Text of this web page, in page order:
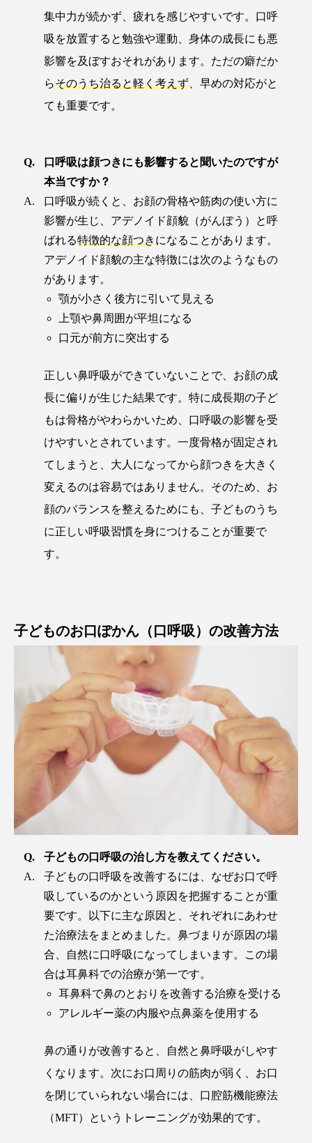
集中力が続かず、疲れを感じやすいです。口呼
吸を放置すると勉強や運動、身体の成長にも悪
影響を及ぼすおそれがあります。ただの癖だか
らそのうち治ると軽く考えず 、早めの対応がと
ても重要です。
口呼吸は顔つきにも影響すると聞いたのですが
本当ですか？
口呼吸が続くと、お顔の骨格や筋肉の使い方に
影響が生じ、アデノイド顔貌（がんぼう）と呼
ばれる特徴的な顔つき になることがあります。
アデノイド顔貌の主な特徴には次のようなもの
があります。
顎が小さく後方に引いて見える
上顎や鼻周囲が平坦になる
口元が前方に突出する
正しい鼻呼吸ができていないことで、お顔の成
長に偏りが生じた結果です。特に成長期の子ど
もは骨格がやわらかいため、口呼吸の影響を受
けやすいとされています。一度骨格が固定され
てしまうと、大人になってから顔つきを大きく
変えるのは容易ではありません。そのため、お
顔のバランスを整えるためにも、子どものうち
に正しい呼吸習慣を身につけることが重要で
す。
子どものお口ぽかん（口呼吸）の改善方法
子どもの口呼吸の治し方を教えてください。
子どもの口呼吸を改善するには、なぜお口で呼
吸しているのかという原因を把握することが重
要です。以下に主な原因と、それぞれにあわせ
た治療法をまとめました。鼻づまりが原因の場
合、自然に口呼吸になってしまいます。この場
合は耳鼻科での治療が第一です。
耳鼻科で鼻のとおりを改善する治療を受ける
アレルギー薬の内服や点鼻薬を使用する
鼻の通りが改善すると、自然と鼻呼吸がしやす
くなります。次にお口周りの筋肉が弱く、お口
を閉じていられない場合には、口腔筋機能療法
（MFT）というトレーニングが効果的です。